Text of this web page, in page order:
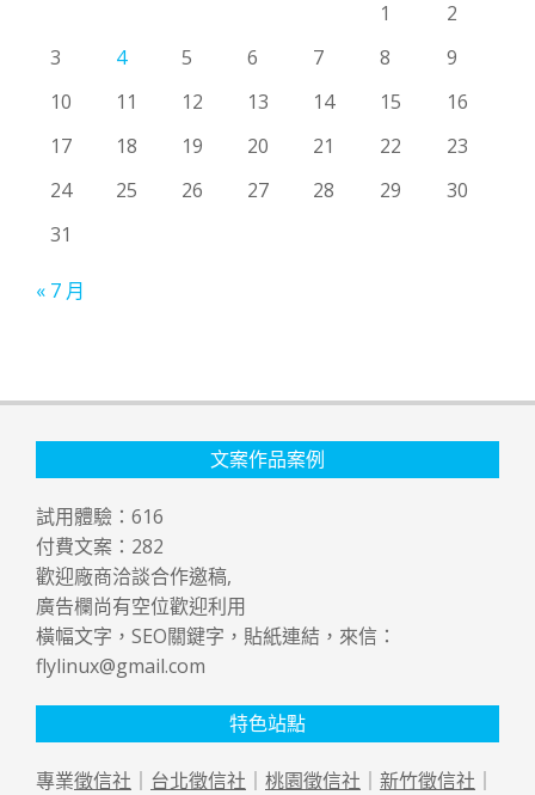
1
2
3
4 5 6 7 8
9
10
11 12 13 14 15
16
17
18 19 20 21 22
23
24
25 26 27 28 29
30
31
« 7 月
文案作品案例
試用體驗： 616
付費文案： 282
歡迎廠商洽談合作邀稿,
廣告欄尚有空位歡迎利用
橫幅文字，SEO關鍵字，貼紙連結，來信：
flylinux@gmail.com
特色站點
專業徵信社 ｜ 台北徵信社 ｜ 桃園徵信社 ｜ 新竹徵信社 ｜